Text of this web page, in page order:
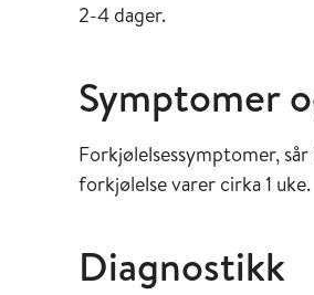
2-4 dager.
Symptomer
Forkjølelsessymptomer,
forkjølelse varer cirka 1 uke.
Diagnostikk